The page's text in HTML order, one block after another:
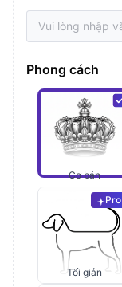
Phong cách
Cơ bản
Pro
Tối giản